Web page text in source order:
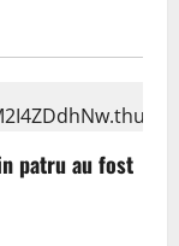
patru au fost